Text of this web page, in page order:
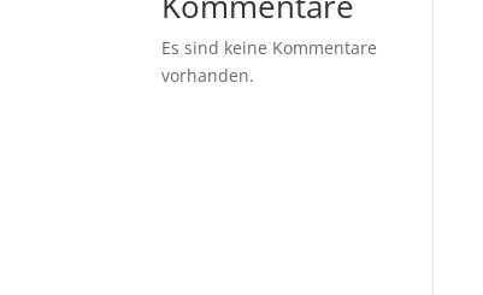
Es sind keine Kommentare
vorhanden.